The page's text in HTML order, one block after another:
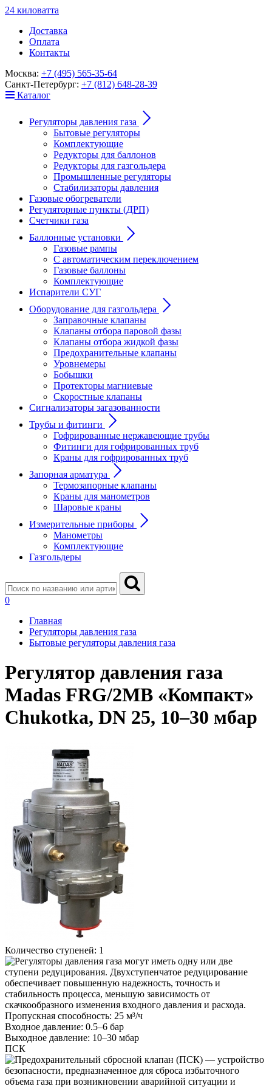
24 киловатта
Доставка
Оплата
Контакты
Москва: +7 (495) 565-35-64
Санкт-Петербург: +7 (812) 648-28-39
Каталог
Регуляторы давления газа
Бытовые регуляторы
Комплектующие
Редукторы для баллонов
Редукторы для газгольдера
Промышленные регуляторы
Стабилизаторы давления
Газовые обогреватели
Регуляторные пункты (ДРП)
Счетчики газа
Баллонные установки
Газовые рампы
С автоматическим переключением
Газовые баллоны
Комплектующие
Испарители СУГ
Оборудование для газгольдера
Заправочные клапаны
Клапаны отбора паровой фазы
Клапаны отбора жидкой фазы
Предохранительные клапаны
Уровнемеры
Бобышки
Протекторы магниевые
Скоростные клапаны
Сигнализаторы загазованности
Трубы и фитинги
Гофрированные нержавеющие трубы
Фитинги для гофрированных труб
Краны для гофрированных труб
Запорная арматура
Термозапорные клапаны
Краны для манометров
Шаровые краны
Измерительные приборы
Манометры
Комплектующие
Газгольдеры
0
Главная
Регуляторы давления газа
Бытовые регуляторы давления газа
Регулятор давления газа
Madas FRG/2MB «Компакт»
Chukotka, DN 25, 10–30 мбар
Количество ступеней: 1
Пропускная способность: 25 м³/ч
Входное давление: 0.5–6 бар
Выходное давление: 10–30 мбар
ПСК